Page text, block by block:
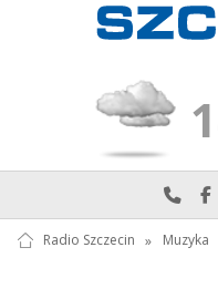
Radio Szczecin » Muzyka